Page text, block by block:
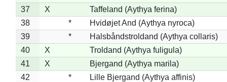
37
X
Taffeland (Aythya ferina)
38
*
Hvidøjet And (Aythya nyroca)
39
*
Halsbåndstroldand (Aythya collaris)
40
X
Troldand (Aythya fuligula)
41
X
Bjergand (Aythya marila)
42
*
Lille Bjergand (Aythya affinis)